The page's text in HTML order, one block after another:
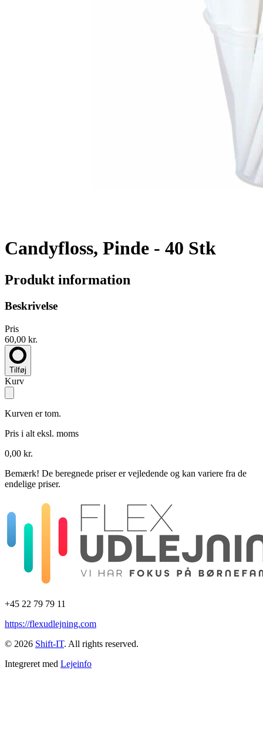
Candyfloss, Pinde - 40 Stk
Produkt information
Beskrivelse
Pris
60,00 kr.
Tilføj
Kurv
Kurven er tom.
Pris i alt eksl. moms
0,00 kr.
Bemærk! De beregnede priser er vejledende og kan variere fra de
endelige priser.
+45 22 79 79 11
https://flexudlejning.com
© 2026 Shift-IT. All rights reserved.
Integreret med Lejeinfo